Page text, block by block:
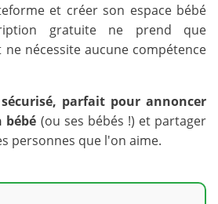
et créer son espace bébé
gratuite ne prend que
nécessite aucune compétence
parfait pour annoncer
bébé (ou ses bébés !) et partager
personnes que l'on aime.